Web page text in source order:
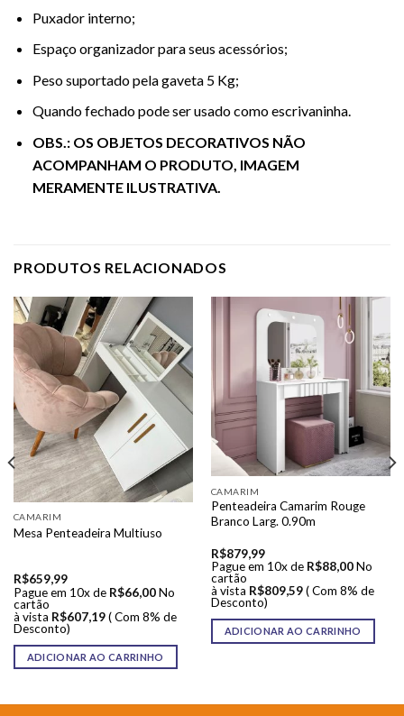
Puxador interno;
Espaço organizador para seus acessórios;
Peso suportado pela gaveta 5 Kg;
Quando fechado pode ser usado como escrivaninha.
OBS.: OS OBJETOS DECORATIVOS NÃO
ACOMPANHAM O PRODUTO, IMAGEM
MERAMENTE ILUSTRATIVA.
PRODUTOS RELACIONADOS
CAMARIM
Mesa Penteadeira Multiuso
R$659,99
Pague em 10x de R$66,00 No
cartão
à vista R$607,19 ( Com 8% de
Desconto)
ADICIONAR AO CARRINHO
CAMARIM
Penteadeira Camarim Rouge
Branco Larg. 0.90m
R$879,99
Pague em 10x de R$88,00 No
cartão
à vista R$809,59 ( Com 8% de
Desconto)
ADICIONAR AO CARRINHO